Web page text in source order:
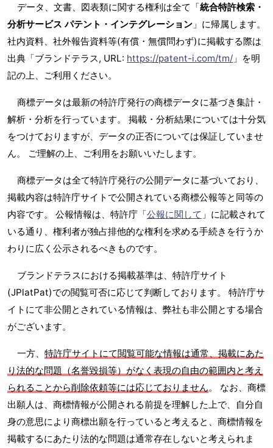
データ、文書、図表類に関する権利は全て「統合特許検索・
分析サービス パテント・インテグレーション 」に帰属します。
社内資料、社外報告資料等(有償・無償問わず)に掲載する際は
出典「ブランドテラス, URL: https://patent-i.com/tm/ 」を明
記の上、ご利用ください。
商標データは最新の特許庁発行の商標データに基づき集計・
解析・分析を行っています。 掲載・分析結果については十分気
をつけておりますが、データの正否については保証していませ
ん。 ご理解の上、ご利用をお願いいたします。
商標データは全て特許庁発行の公開データに基づいており、
掲載内容は特許庁サイトで公開されている商標公報等と同等の
内容です。 公報情報は、特許庁「公報に関して 」に記載されて
いる通り、権利者が独占排他的な権利を求める手続きを行うか
わりに広く公示されるべきものです。
ブランドテラスにおける掲載基準は、特許庁サイト
(JPlatPat)での閲覧可否に応じて判断しております。 特許庁サ
イトにて非公開とされている情報は、弊社も非公開とする場合
がございます。
一方、 特許庁サイトにて閲覧可能な情報は通常、掲載にあた
り法的な問題（名誉毀損等）がなく表現の自由の範囲内と考え
られることから削除依頼等には応じておりません。 なお、商標
出願人は、商標情報が公開される前提を理解した上で、自分自
身の意思により商標出願を行っていると考えると、商標情報を
掲載するにあたり法的な問題は通常存在しないと考えられま